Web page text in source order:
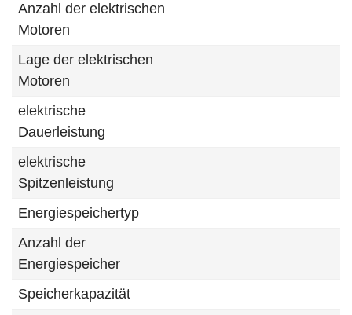
Anzahl der elektrischen
Motoren
Lage der elektrischen
Motoren
elektrische
Dauerleistung
elektrische
Spitzenleistung
Energiespeichertyp
Anzahl der
Energiespeicher
Speicherkapazität